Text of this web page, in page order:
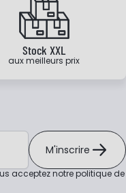
Stock XXL
aux meilleurs prix
M'inscrire
acceptez notrepolitique de